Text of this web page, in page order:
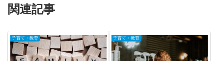
関連記事
子育て・教育 子育て・教育